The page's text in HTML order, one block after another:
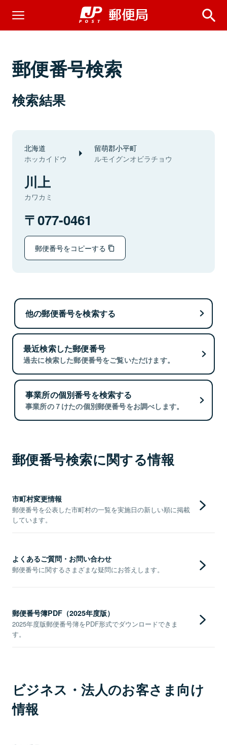
郵便番号検索
検索結果
北海道
ホッカイドウ
留萌郡小平町
ルモイグンオビラチョウ
川上
カワカミ
077-0461
郵便番号をコピーする
他の郵便番号を検索する
最近検索した郵便番号
過去に検索した郵便番号をご覧いただけます。
事業所の個別番号を検索する
事業所の７けたの個別郵便番号をお調べします。
郵便番号検索に関する情報
市町村変更情報
郵便番号を公表した市町村の一覧を実施日の新しい順に掲載
しています。
よくあるご質問・お問い合わせ
郵便番号に関するさまざまな疑問にお答えします。
郵便番号簿PDF（2025年度版）
2025年度版郵便番号簿をPDF形式でダウンロードできま
す。
ビジネス・法人のお客さま向け
情報